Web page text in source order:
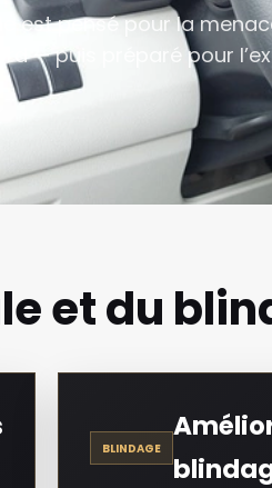
est pensé pour la
— puis préparé pour
et du
BLINDAGE